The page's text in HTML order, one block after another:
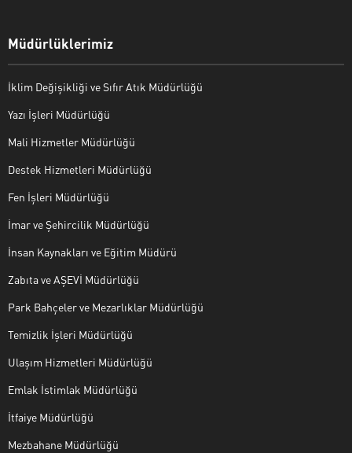
Müdürlüklerimiz
İklim Değişikliği ve Sıfır Atık Müdürlüğü
Yazı İşleri Müdürlüğü
Mali Hizmetler Müdürlüğü
Destek Hizmetleri Müdürlüğü
Fen İşleri Müdürlüğü
İmar ve Şehircilik Müdürlüğü
İnsan Kaynakları ve Eğitim Müdürü
Zabıta ve AŞEVİ Müdürlüğü
Park Bahçeler ve Mezarlıklar Müdürlüğü
Temizlik İşleri Müdürlüğü
Ulaşım Hizmetleri Müdürlüğü
Emlak İstimlak Müdürlüğü
İtfaiye Müdürlüğü
Mezbahane Müdürlüğü